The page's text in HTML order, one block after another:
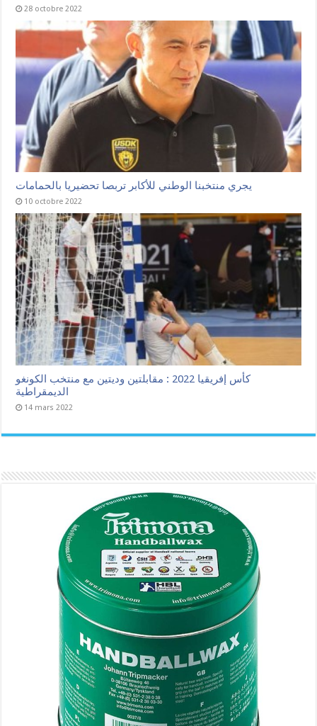
28 octobre 2022
يجري منتخبنا الوطني للأكابر تربصا تحضيريا بالحمامات
10 octobre 2022
كأس إفريقيا 2022 : مقابلتين وديتين مع منتخب الكونغو
الديمقراطية
14 mars 2022